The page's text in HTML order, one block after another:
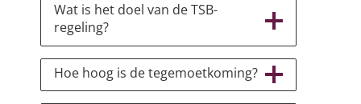
Wat is het doel van de TSB-
regeling?
Hoe hoog is de tegemoetkoming?